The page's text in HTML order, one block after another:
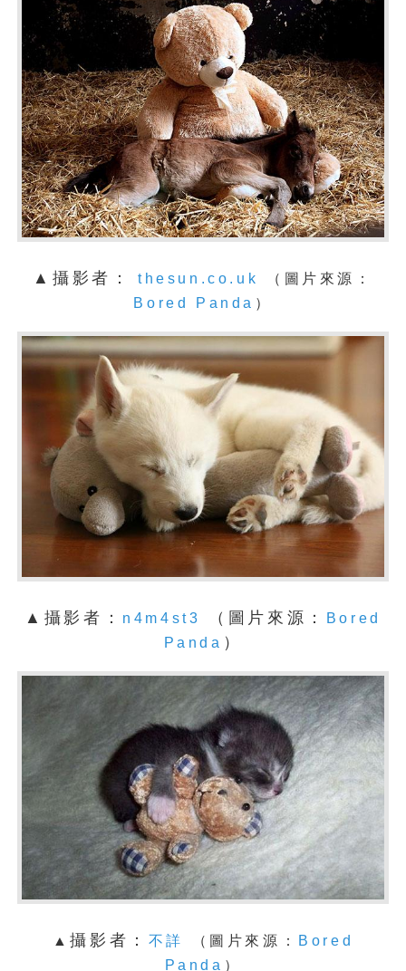
▲攝影者： thesun.co.uk
（圖片來源：
Bored Panda ）
▲攝影者： n4m4st3 （圖片來源：
Bored
Panda ）
▲攝影者： 不詳 （圖片來源：
Bored
Panda ）